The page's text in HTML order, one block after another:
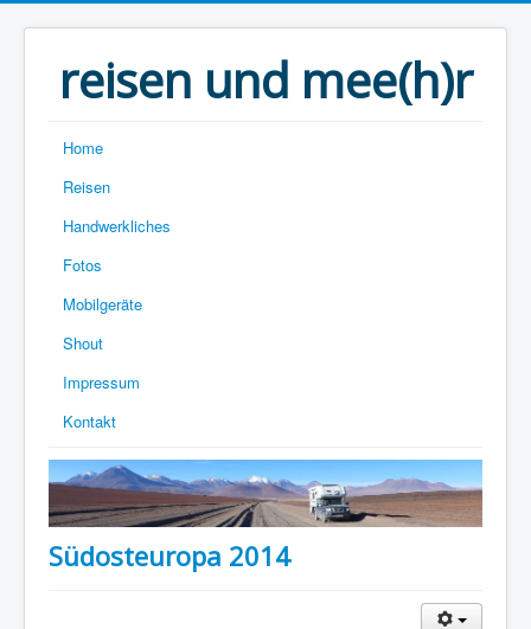
reisen und mee(h)r
Home
Reisen
Handwerkliches
Fotos
Mobilgeräte
Shout
Impressum
Kontakt
Südosteuropa 2014